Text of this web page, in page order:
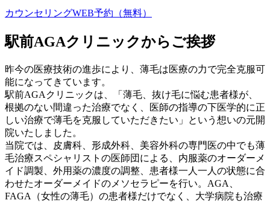
カウンセリングWEB予約（無料）
駅前AGAクリニックからご挨拶
昨今の医療技術の進歩により、薄毛は医療の力で完全克服可
能になってきています。
駅前AGAクリニックは、「薄毛、抜け毛に悩む患者様が、
根拠のない間違った治療でなく、医師の指導の下医学的に正
しい治療で薄毛を克服していただきたい」という想いの元開
院いたしました。
当院では、皮膚科、形成外科、美容外科の専門医の中でも薄
毛治療スペシャリストの医師団による、内服薬のオーダーメ
イド調製、外用薬の濃度の調整、患者様一人一人の状態に合
わせたオーダーメイドのメソセラピーを行い。AGA、
FAGA（女性の薄毛）の患者様だけでなく、大学病院も治療